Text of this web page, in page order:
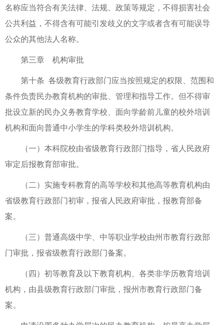
名称应当符合有关法律、法规、政策等规定，不得损害社会
公共利益，不得含有可能引发歧义的文字或者含有可能误导
公众的其他法人名称。
第三章 机构审批
第十条 各级教育行政部门应当按照规定的权限、范围和
条件负责民办教育机构的审批、管理和指导工作。但不得审
批设立新的民办义务教育学校、面向学龄前儿童的校外培训
机构和面向普通中小学生的学科类校外培训机构。
（一）本科院校由省级教育行政部门指导，省人民政府
审定后报教育部审批。
（二）实施专科教育的高等学校和其他高等教育机构由
省级教育行政部门初审，报省人民政府审批，报教育部备
案。
（三）普通高级中学、中等职业学校由州市教育行政部
门审批，报省级教育行政部门备案。
（四）初等教育及以下教育机构、各类非学历教育培训
机构，由县级教育行政部门审批，报州市教育行政部门备
案。